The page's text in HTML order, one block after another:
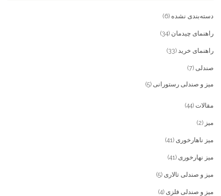
خدمات
تماس با ما
سوالات متداول
پیش پرداخت
دسته‌بندی نشده (6)
راهنمای چیدمان (34)
راهنمای خرید (33)
صندلی (7)
میز و صندلی رستورانی (5)
مقالات (44)
میز (2)
میز ناهارخوری (41)
میز نهارخوری (41)
میز و صندلی تالاری (5)
میز و صندلی فلزی (4)